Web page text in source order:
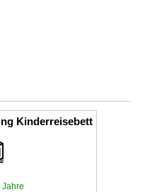
Kinderreisebett
Jahre